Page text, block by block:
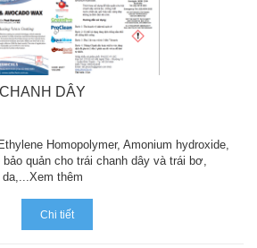
DÂY
Homopolymer, Amonium hydroxide,
quản cho trái chanh dây và trái bơ,
Xem thêm
Chi tiết